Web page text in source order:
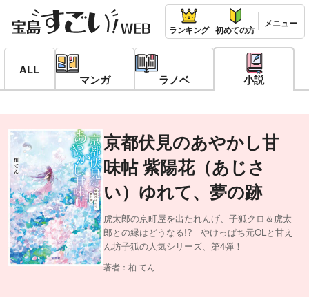
ランキング 初めての方
ALL
マンガ ラノベ 小説
京都伏見のあやかし甘
味帖 紫陽花（あじさ
い）ゆれて、夢の跡
虎太郎の京町屋を出たれんげ、子狐クロ＆虎太
郎との縁はどうなる!? やけっぱち元OLと甘え
ん坊子狐の人気シリーズ、第4弾！
著者：柏 てん